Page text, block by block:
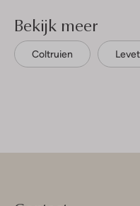
Bekijk meer
Coltruien